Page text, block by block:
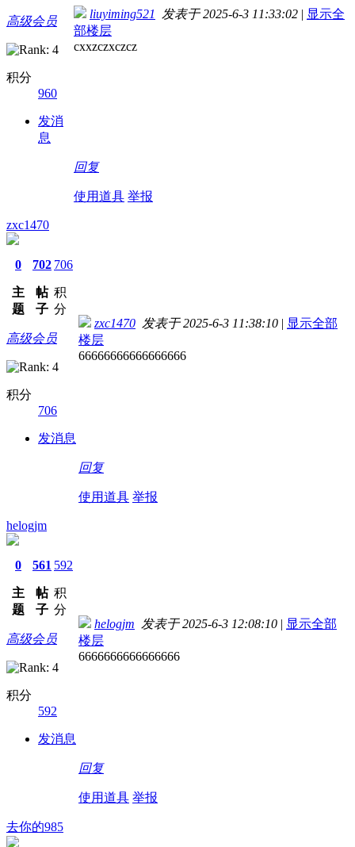
高级会员
积分
960
发消
息
liuyiming521 发表于 2025-6-3 11:33:02 | 显示全
部楼层
cxxzczxczcz
回复
使用道具 举报
zxc1470
0
主
题
702
帖
子
706
积
分
高级会员
积分
706
发消息
zxc1470 发表于 2025-6-3 11:38:10 | 显示全部
楼层
66666666666666666
回复
使用道具 举报
helogjm
0
主
题
561
帖
子
592
积
分
高级会员
积分
592
发消息
helogjm 发表于 2025-6-3 12:08:10 | 显示全部
楼层
6666666666666666
回复
使用道具 举报
去你的985